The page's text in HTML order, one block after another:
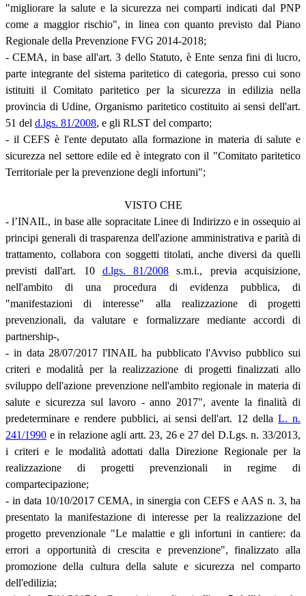
"migliorare la salute e la sicurezza nei comparti indicati dal PNP
come a maggior rischio", in linea con quanto previsto dal Piano
Regionale della Prevenzione FVG 2014-2018;
- CEMA, in base all'art. 3 dello Statuto, è Ente senza fini di lucro,
parte integrante del sistema paritetico di categoria, presso cui sono
istituiti il Comitato paritetico per la sicurezza in edilizia nella
provincia di Udine, Organismo paritetico costituito ai sensi dell'art.
51 del d.lgs. 81/2008, e gli RLST del comparto;
- il CEFS è l'ente deputato alla formazione in materia di salute e
sicurezza nel settore edile ed è integrato con il "Comitato paritetico
Territoriale per la prevenzione degli infortuni";
VISTO CHE
- l’INAIL, in base alle sopracitate Linee di Indirizzo e in ossequio ai
principi generali di trasparenza dell'azione amministrativa e parità di
trattamento, collabora con soggetti titolati, anche diversi da quelli
previsti dall'art. 10 d.lgs. 81/2008 s.m.i., previa acquisizione,
nell'ambito di una procedura di evidenza pubblica, di
"manifestazioni di interesse" alla realizzazione di progetti
prevenzionali, da valutare e formalizzare mediante accordi di
partnership-,
- in data 28/07/2017 l'INAIL ha pubblicato l'Avviso pubblico sui
criteri e modalità per la realizzazione di progetti finalizzati allo
sviluppo dell'azione prevenzione nell'ambito regionale in materia di
salute e sicurezza sul lavoro - anno 2017", avente la finalità di
predeterminare e rendere pubblici, ai sensi dell'art. 12 dellaL. n.
241/1990 e in relazione agli artt. 23, 26 e 27 del D.Lgs. n. 33/2013,
i criteri e le modalità adottati dalla Direzione Regionale per la
realizzazione di progetti prevenzionali in regime di
compartecipazione;
- in data 10/10/2017 CEMA, in sinergia con CEFS e AAS n. 3, ha
presentato la manifestazione di interesse per la realizzazione del
progetto prevenzionale "Le malattie e gli infortuni in cantiere: da
errori a opportunità di crescita e prevenzione", finalizzato alla
promozione della cultura della salute e sicurezza nel comparto
dell'edilizia;